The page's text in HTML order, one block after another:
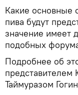
Какие основные
пива будут
значение имеет
подобных
Подробнее об
Таймуразом